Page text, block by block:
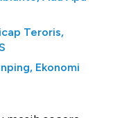
Teroris,
Ekonomi